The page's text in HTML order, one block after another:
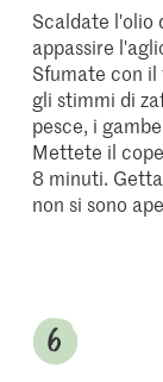
Scaldate l'olio
appassire
Sfumate con
gli stimmi di
pesce, i
Mettete il
8 minuti.
non si sono